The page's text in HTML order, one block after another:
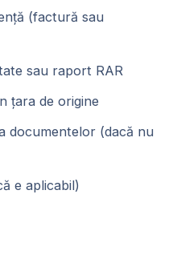
(factură sau
sau raport RAR
țara de origine
documentelor (dacă nu
e aplicabil)